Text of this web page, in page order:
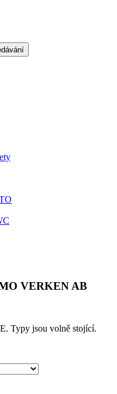
VERKEN AB
Typy jsou volně stojící.